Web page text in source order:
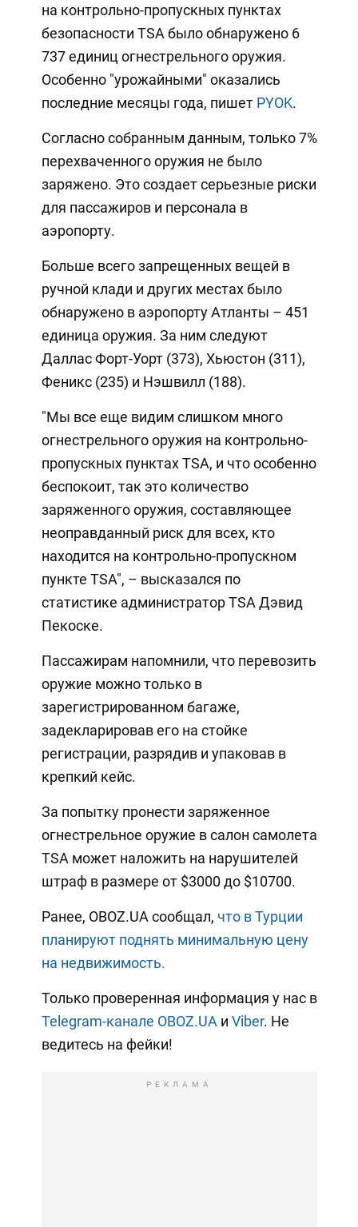
на контрольно-пропускных пунктах
безопасности TSA было обнаружено 6
737 единиц огнестрельного оружия.
Особенно "урожайными" оказались
последние месяцы года, пишет PYOK.
Согласно собранным данным, только 7%
перехваченного оружия не было
заряжено. Это создает серьезные риски
для пассажиров и персонала в
аэропорту.
Больше всего запрещенных вещей в
ручной клади и других местах было
обнаружено в аэропорту Атланты – 451
единица оружия. За ним следуют
Даллас Форт-Уорт (373), Хьюстон (311),
Феникс (235) и Нэшвилл (188).
"Мы все еще видим слишком много
огнестрельного оружия на контрольно-
пропускных пунктах TSA, и что особенно
беспокоит, так это количество
заряженного оружия, составляющее
неоправданный риск для всех, кто
находится на контрольно-пропускном
пункте TSA", – высказался по
статистике администратор TSA Дэвид
Пекоске.
Пассажирам напомнили, что перевозить
оружие можно только в
зарегистрированном багаже,
задекларировав его на стойке
регистрации, разрядив и упаковав в
крепкий кейс.
За попытку пронести заряженное
огнестрельное оружие в салон самолета
TSA может наложить на нарушителей
штраф в размере от $3000 до $10700.
Ранее, OBOZ.UA сообщал, что в Турции
планируют поднять минимальную цену
на недвижимость.
Только проверенная информация у нас в
Telegram-канале OBOZ.UA и Viber. Не
ведитесь на фейки!
РЕКЛАМА